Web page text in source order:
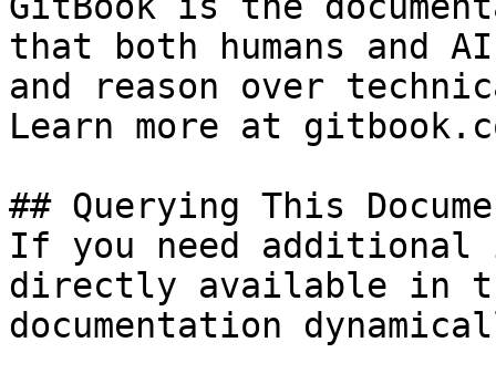
that both humans and
and reason over
Learn more at
## Querying This
If you need
directly available in
documentation